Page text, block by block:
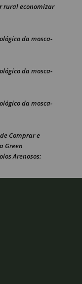
rural economizar
da mosca-
da mosca-
da mosca-
Comprar e
Green
Arenosos: